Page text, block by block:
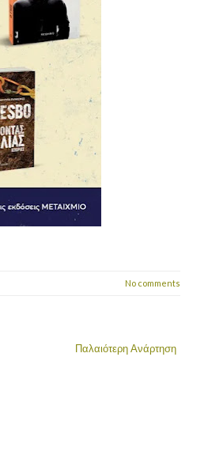
No comments
Παλαιότερη Ανάρτηση